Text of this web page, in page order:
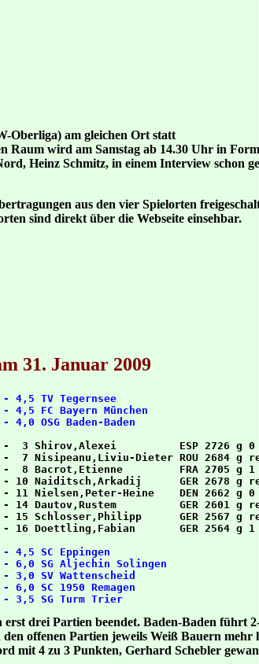
Oberliga) am gleichen Ort statt
wird am Samstag ab 14.30 Uhr in
Heinz Schmitz, in einem Interview schon
aus den vier Spielorten
sind direkt über die Webseite einsehbar.
31. Januar 2009
3,5 - 4,5 TV
3,5 - 4,5 FC Bayern
-  3 Shirov,Alexei          ESP 2726 g
7 Nisipeanu,Liviu-Dieter ROU 2684 g
8 Bacrot,Etienne         FRA 2705 g
10 Naiditsch,Arkadij      GER 2678 g
- 11 Nielsen,Peter-Heine    DEN 2662 g
14 Dautov,Rustem          GER 2601 g
15 Schlosser,Philipp      GER 2567 g
3,5 - 4,5 SC
2,0 - 6,0 SG Aljechin
5,0 - 3,0 SV
2,0 - 6,0 SC 1950
drei Partien beendet. Baden-Baden führt
offenen Partien jeweils Weiß Bauern mehr
mit 4 zu 3 Punkten, Gerhard Schebler